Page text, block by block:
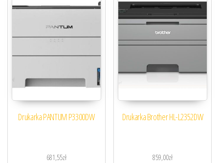
Drukarka PANTUM P3300DW
681,55zł
Drukarka Brother HL-L2352DW
859,00zł